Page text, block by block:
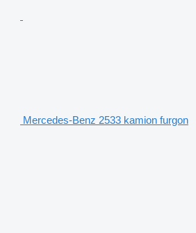
Mercedes-Benz 2533 kamion furgon